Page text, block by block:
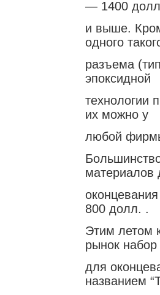
— 1400
и выше.
одного
разъема
эпоксидной
технологии
их можно у
любой
материалов
800 долл. .
Этим летом
рынок
для
названием